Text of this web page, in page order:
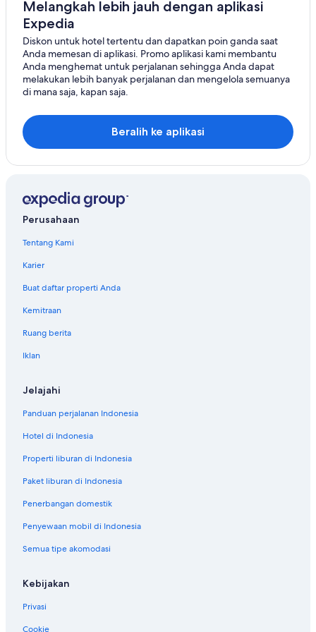
Melangkah lebih jauh dengan aplikasi
Expedia
Diskon untuk hotel tertentu dan dapatkan poin ganda saat
Anda memesan di aplikasi. Promo aplikasi kami membantu
Anda menghemat untuk perjalanan sehingga Anda dapat
melakukan lebih banyak perjalanan dan mengelola semuanya
di mana saja, kapan saja.
Beralih ke aplikasi
Perusahaan
Tentang Kami
Karier
Buat daftar properti Anda
Kemitraan
Ruang berita
Iklan
Jelajahi
Panduan perjalanan Indonesia
Hotel di Indonesia
Properti liburan di Indonesia
Paket liburan di Indonesia
Penerbangan domestik
Penyewaan mobil di Indonesia
Semua tipe akomodasi
Kebijakan
Privasi
Cookie